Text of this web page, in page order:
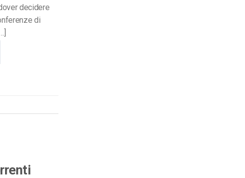
decidere
di